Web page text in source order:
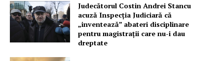
Judecătorul Costin Andrei Stancu
acuză Inspecția Judiciară că
„inventează” abateri disciplinare
pentru magistrații care nu-i dau
dreptate